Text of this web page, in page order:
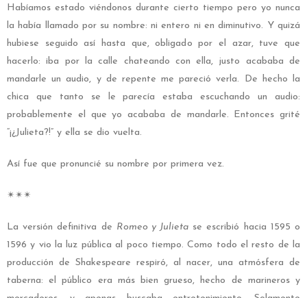
Habíamos estado viéndonos durante cierto tiempo pero yo nunca
la había llamado por su nombre:ni entero ni en diminutivo. Y quizá
hubiese seguido así hasta que, obligado por el azar, tuve que
hacerlo: iba por la calle chateando con ella, justo acababa de
mandarle un audio, y de repente me pareció verla. De hecho la
chica que tanto se le parecía estaba escuchando un audio:
probablemente el que yo acababa de mandarle. Entonces grité
“¡¿Julieta?!” y ella se dio vuelta.
Así fue que pronuncié su nombre por primera vez.
✴︎✴︎✴︎
La versión definitiva de Romeo y Julieta se escribió hacia 1595 o
1596 y vio la luz pública al poco tiempo. Como todo el resto de la
producción de Shakespeare respiró, al nacer, una atmósfera de
taberna: el público era más bien grueso, hecho de marineros y